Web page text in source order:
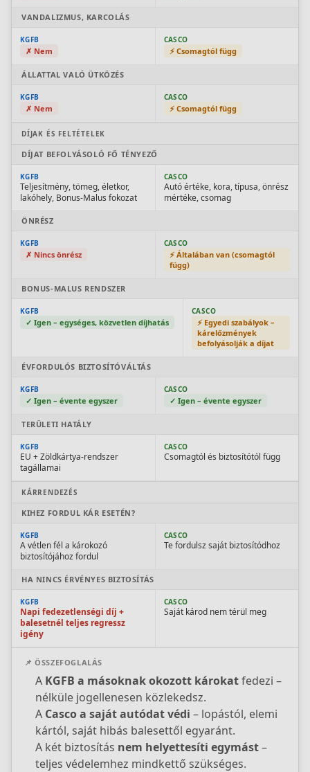
VANDALIZMUS, KARCOLÁS
KGFB
✗ Nem
CASCO
⚡ Csomagtól függ
ÁLLATTAL VALÓ ÜTKÖZÉS
KGFB
✗ Nem
CASCO
⚡ Csomagtól függ
DÍJAK ÉS FELTÉTELEK
DÍJAT BEFOLYÁSOLÓ FŐ TÉNYEZŐ
KGFB
Teljesítmény, tömeg, életkor,
lakóhely, Bonus-Malus fokozat
CASCO
Autó értéke, kora, típusa, önrész
mértéke, csomag
ÖNRÉSZ
KGFB
✗ Nincs önrész
CASCO
⚡ Általában van (csomagtól
függ)
BONUS-MALUS RENDSZER
KGFB
✓ Igen – egységes, közvetlen díjhatás
CASCO
⚡ Egyedi szabályok –
kárelőzmények
befolyásolják a díjat
ÉVFORDULÓS BIZTOSÍTÓVÁLTÁS
KGFB
✓ Igen – évente egyszer
CASCO
✓ Igen – évente egyszer
TERÜLETI HATÁLY
KGFB
EU + Zöldkártya-rendszer
tagállamai
CASCO
Csomagtól és biztosítótól függ
KÁRRENDEZÉS
KIHEZ FORDUL KÁR ESETÉN?
KGFB
A vétlen fél a károkozó
biztosítójához fordul
CASCO
Te fordulsz saját biztosítódhoz
HA NINCS ÉRVÉNYES BIZTOSÍTÁS
KGFB
Napi fedezetlenségi díj +
balesetnél teljes regressz
igény
CASCO
Saját károd nem térül meg
📌 ÖSSZEFOGLALÁS
A KGFB a másoknak okozott károkatfedezi –
nélküle jogellenesen közlekedsz.
A Casco a saját autódat védi – lopástól, elemi
kártól, saját hibás balesettől egyaránt.
A két biztosítás nem helyettesíti egymást–
teljes védelemhez mindkettő szükséges.